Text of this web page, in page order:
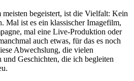
meisten begeistert, ist die Vielfalt: Kein
Mal ist es ein klassischer Imagefilm,
mal eine Live-Produktion oder
auch etwas, für das es noch
Abwechslung, die vielen
und Geschichten, die ich begleiten